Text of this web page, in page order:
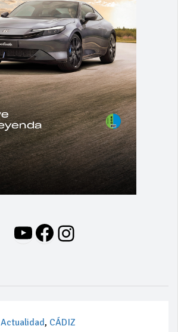
YouTube
Facebook
Instagram
Actualidad, CÁDIZ